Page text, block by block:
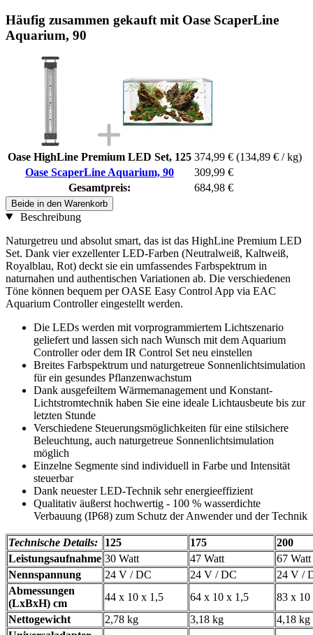
Häufig zusammen gekauft mit Oase ScaperLine
Aquarium, 90
Oase HighLine Premium LED Set, 125 374,99 € (134,89 € / kg)
Oase ScaperLine Aquarium, 90
309,99 €
Gesamtpreis:
684,98 €
Beide in den Warenkorb
Beschreibung
Naturgetreu und absolut smart, das ist das HighLine Premium LED
Set. Dank vier exzellenter LED-Farben (Neutralweiß, Kaltweiß,
Royalblau, Rot) deckt sie ein umfassendes Farbspektrum in
naturnahen und authentischen Variationen ab. Die verschiedenen
Töne können bequem per OASE Easy Control App via EAC
Aquarium Controller eingestellt werden.
Die LEDs werden mit vorprogrammiertem Lichtszenario
geliefert und lassen sich nach Wunsch mit dem Aquarium
Controller oder dem IR Control Set neu einstellen
Breites Farbspektrum und naturgetreue Sonnenlichtsimulation
für ein gesundes Pflanzenwachstum
Dank ausgefeiltem Wärmemanagement und Konstant-
Lichtstromtechnik haben Sie eine ideale Lichtausbeute bis zur
letzten Stunde
Verschiedene Steuerungsmöglichkeiten für eine stilsichere
Beleuchtung, auch naturgetreue Sonnenlichtsimulation
möglich
Einzelne Segmente sind individuell in Farbe und Intensität
steuerbar
Dank neuester LED-Technik sehr energieeffizient
Qualitativ äußerst hochwertig - 100 % wasserdichte
Verbauung (IP68) zum Schutz der Anwender und der Technik
Technische Details: 125 175
200
Leistungsaufnahme 30 Watt 47 Watt
67 Watt
Nennspannung
24 V / DC 24 V / DC
24 V /
Abmessungen
(LxBxH) cm
44 x 10 x 1,5 64 x 10 x 1,5
83 x 10
Nettogewicht
2,78 kg 3,18 kg
4,18 kg